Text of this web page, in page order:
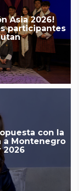
Asia 2026!
participantes
con la
a Montenegro
2026